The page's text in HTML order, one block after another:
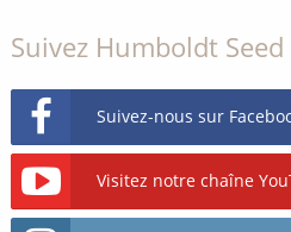
Suivez Humboldt
Suivez-nous sur
Visitez notre chaîne